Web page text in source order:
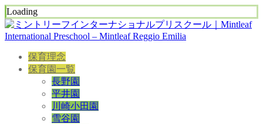
Loading
保育理念
保育園一覧
長野園
平井園
川崎小田園
雪谷園